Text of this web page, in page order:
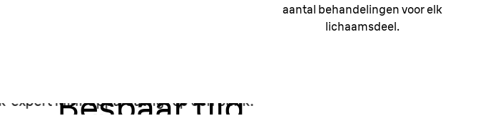
aantal behandelingen voor elk
lichaamsdeel.
Bespaar tijd.